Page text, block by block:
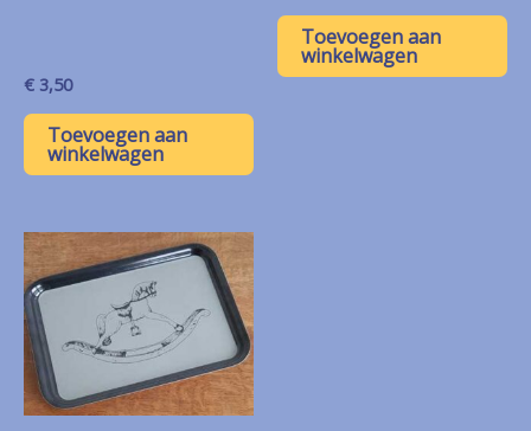
€ 3,50
Toevoegen aan
winkelwagen
Toevoegen aan
winkelwagen